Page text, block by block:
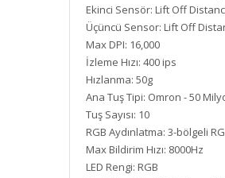
Ekinci Sensör: Lift Off
Üçüncü Sensor: Lift Off
Max DPI: 16,000
İzleme Hızı: 400 ips
Hızlanma: 50g
Ana Tuş Tipi: Omron - 50
Tuş Sayısı: 10
RGB Aydınlatma: 3-bölgeli
Max Bildirim Hızı: 8000Hz
LED Rengi: RGB